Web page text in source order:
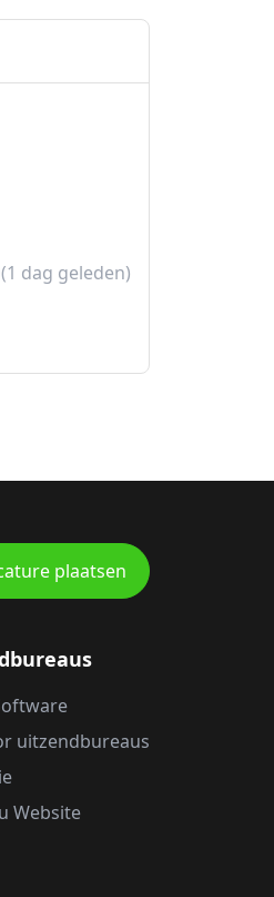
(1 dag geleden)
plaatsen
uitzendbureaus
Website